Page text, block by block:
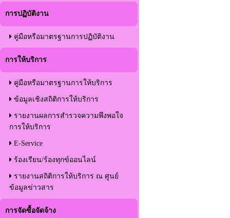
การปฏิบัติงาน
คู่มือหรือมาตรฐานการปฏิบัติงาน
การให้บริการ
คู่มือหรือมาตรฐานการให้บริการ
ข้อมูลเชิงสถิติการให้บริการ
รายงานผลการสำรวจความพึงพอใจ
การให้บริการ
E-Service
ร้องเรียน/ร้องทุกข์ออนไลน์
รายงานสถิติการให้บริการ ณ ศูนย์
ข้อมูลข่าวสาร
การจัดซื้อจัดจ้าง